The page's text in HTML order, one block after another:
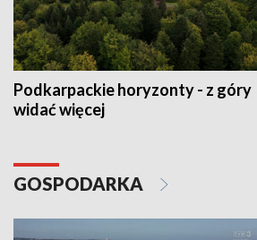
Podkarpackie horyzonty - z góry
widać więcej
GOSPODARKA